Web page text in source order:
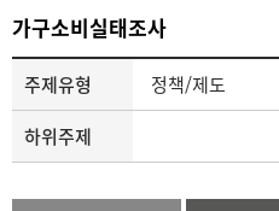
가구소비실태조사
주제유형
정책/제도
하위주제